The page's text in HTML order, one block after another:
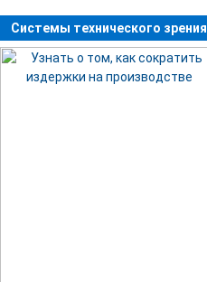
Системы технического зрения